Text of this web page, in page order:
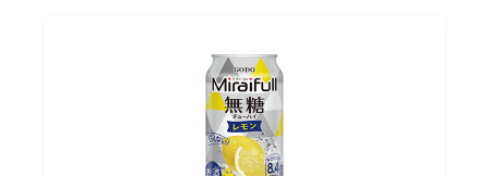
極上レモンサワー
極上フルーツサワー